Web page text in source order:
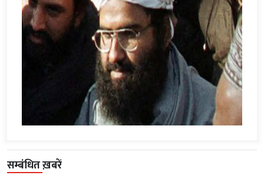
सम्बंधित ख़बरें